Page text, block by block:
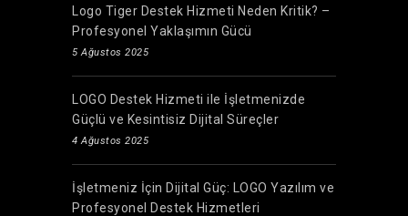
Logo Tiger Destek Hizmeti Neden Kritik? –
Profesyonel Yaklaşımın Gücü
5 Ağustos 2025
LOGO Destek Hizmeti ile İşletmenizde
Güçlü ve Kesintisiz Dijital Süreçler
4 Ağustos 2025
İşletmeniz İçin Dijital Güç: LOGO Yazılım ve
Profesyonel Destek Hizmetleri